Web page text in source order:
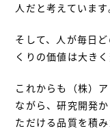
人だと考えています
そして、人が毎日
くりの価値は大きく
これからも（株）
ながら、研究開発
ただける品質を積み